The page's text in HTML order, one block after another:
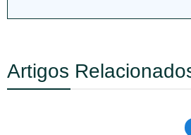
Artigos